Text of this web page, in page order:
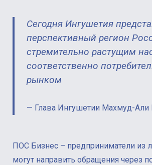
Сегодня Ингушетия
перспективный регион
стремительно растущим
соответственно
рынком
Глава Ингушетии Махмуд-Али
ПОС Бизнес – предприниматели из
могут направить обращения через